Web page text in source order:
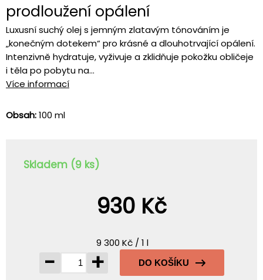
prodloužení opálení
Luxusní suchý olej s jemným zlatavým tónováním je
„konečným dotekem“ pro krásné a dlouhotrvající opálení.
Intenzivně hydratuje, vyživuje a zklidňuje pokožku obličeje
i těla po pobytu na...
Více informací
Obsah:100 ml
Skladem (9 ks)
930 Kč
9 300 Kč / 1 l
- + DO KOŠÍKU